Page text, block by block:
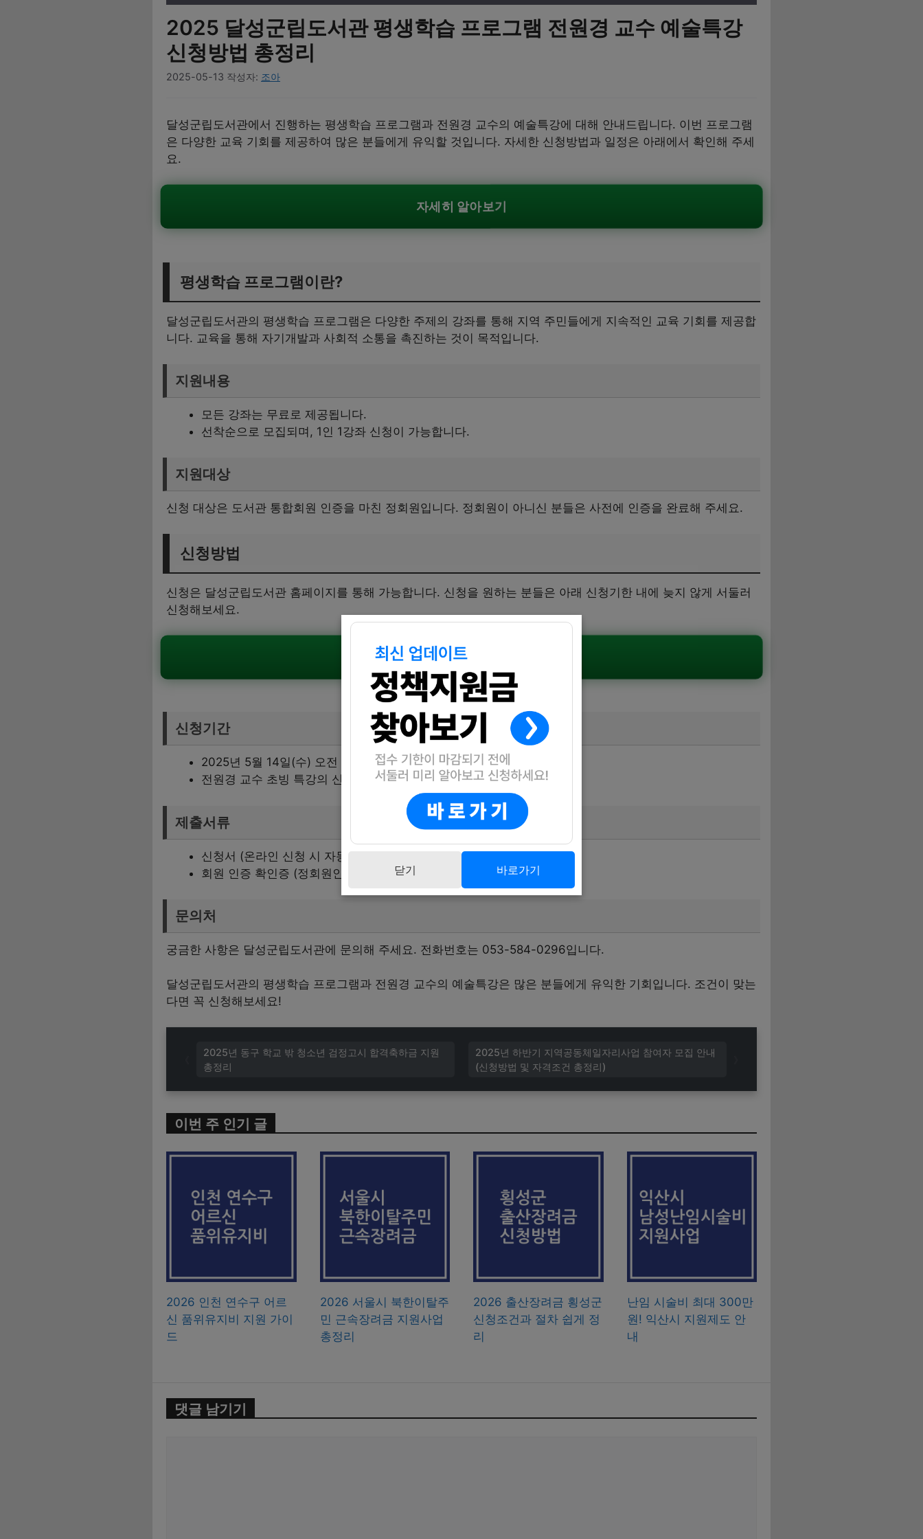
2025 달성군립도서관 평생학습 프로그램 전원경 교수 예술특강
신청방법 총정리
2025-05-13 작성자: 조아
달성군립도서관에서 진행하는 평생학습 프로그램과 전원경 교수의 예술특강에 대해 안내드립니다. 이번 프로그램
은 다양한 교육 기회를 제공하여 많은 분들에게 유익할 것입니다. 자세한 신청방법과 일정은 아래에서 확인해 주세
요.
자세히 알아보기
평생학습 프로그램이란?
달성군립도서관의 평생학습 프로그램은 다양한 주제의 강좌를 통해 지역 주민들에게 지속적인 교육 기회를 제공합
니다. 교육을 통해 자기개발과 사회적 소통을 촉진하는 것이 목적입니다.
지원내용
모든 강좌는 무료로 제공됩니다.
선착순으로 모집되며, 1인 1강좌 신청이 가능합니다.
지원대상
신청 대상은 도서관 통합회원 인증을 마친 정회원입니다. 정회원이 아니신 분들은 사전에 인증을 완료해 주세요.
신청방법
신청은 달성군립도서관 홈페이지를 통해 가능합니다. 신청을 원하는 분들은 아래 신청기한 내에 늦지 않게 서둘러
신청해보세요.
공식공고 확인하기
신청기간
2025년 5월 14일(수) 오전 9시부터 평생학습 프로그램 수강신청 시작
전원경 교수 초빙 특강의 신청은 5월 13일(화) 오전 9시부터 시작됩니다.
제출서류
신청서 (온라인 신청 시 자동 처리)
회원 인증 확인증 (정회원인 경우 필요 없음)
문의처
궁금한 사항은 달성군립도서관에 문의해 주세요. 전화번호는 053-584-0296입니다.
달성군립도서관의 평생학습 프로그램과 전원경 교수의 예술특강은 많은 분들에게 유익한 기회입니다. 조건이 맞는
다면 꼭 신청해보세요!
2025년 하반기 지역공동체일자리사업 참여자 모집 안내
(신청방법 및 자격조건 총정리)
2025년 동구 학교 밖 청소년 검정고시 합격축하금 지원
총정리
이번 주 인기 글
2026 인천 연수구 어르
신 품위유지비 지원 가이
드
2026 서울시 북한이탈주
민 근속장려금 지원사업
총정리
2026 출산장려금 횡성군
신청조건과 절차 쉽게 정
리
난임 시술비 최대 300만
원! 익산시 지원제도 안
내
댓글 남기기
닫기 바로가기